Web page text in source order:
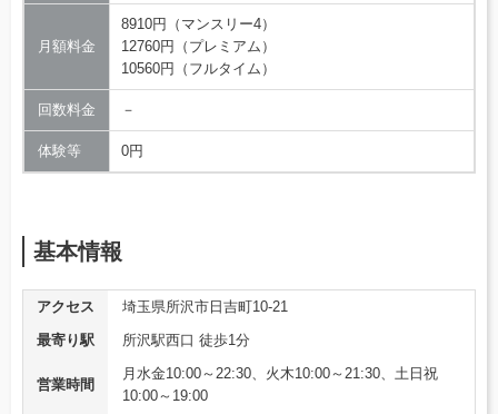
月額料金
8910円（マンスリー4）
12760円（プレミアム）
10560円（フルタイム）
回数料金 －
体験等 0円
基本情報
アクセス
埼玉県所沢市日吉町10-21
最寄り駅
所沢駅西口 徒歩1分
営業時間
月水金10:00～22:30、火木10:00～21:30、土日祝
10:00～19:00